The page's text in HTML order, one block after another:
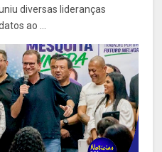
diversas lideranças
ao ...